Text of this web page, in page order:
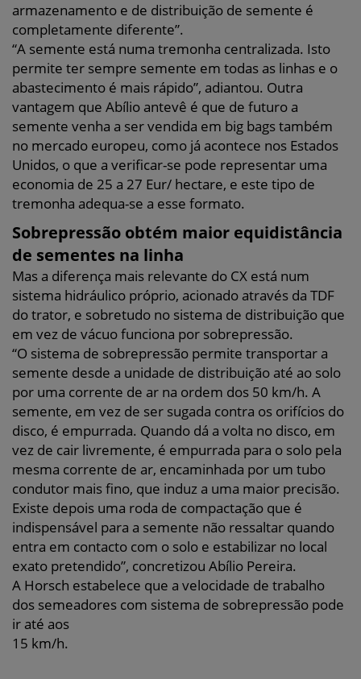
armazenamento e de distribuição de semente é
completamente diferente”.
“A semente está numa tremonha centralizada. Isto
permite ter sempre semente em todas as linhas e o
abastecimento é mais rápido”, adiantou. Outra
vantagem que Abílio antevê é que de futuro a
semente venha a ser vendida em big bags também
no mercado europeu, como já acontece nos Estados
Unidos, o que a verificar-se pode representar uma
economia de 25 a 27 Eur/ hectare, e este tipo de
tremonha adequa-se a esse formato.
Sobrepressão obtém maior equidistância
de sementes na linha
Mas a diferença mais relevante do CX está num
sistema hidráulico próprio, acionado através da TDF
do trator, e sobretudo no sistema de distribuição que
em vez de vácuo funciona por sobrepressão.
“O sistema de sobrepressão permite transportar a
semente desde a unidade de distribuição até ao solo
por uma corrente de ar na ordem dos 50 km/h. A
semente, em vez de ser sugada contra os orifícios do
disco, é empurrada. Quando dá a volta no disco, em
vez de cair livremente, é empurrada para o solo pela
mesma corrente de ar, encaminhada por um tubo
condutor mais fino, que induz a uma maior precisão.
Existe depois uma roda de compactação que é
indispensável para a semente não ressaltar quando
entra em contacto com o solo e estabilizar no local
exato pretendido”, concretizou Abílio Pereira.
A Horsch estabelece que a velocidade de trabalho
dos semeadores com sistema de sobrepressão pode
ir até aos
15 km/h.